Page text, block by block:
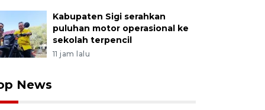
Kabupaten Sigi serahkan
puluhan motor operasional ke
sekolah terpencil
11 jam lalu
News